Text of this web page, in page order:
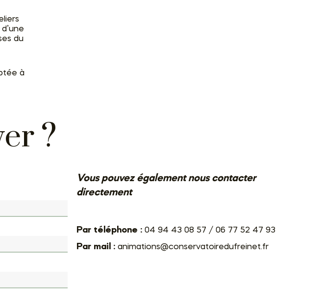
du
à
?
Vous pouvez également nous contacter
directement
Par téléphone :04 94 43 08 57 / 06 77 52 47 93
Par mail :animations@conservatoiredufreinet.fr